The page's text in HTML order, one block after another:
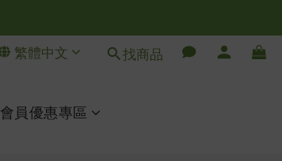
繁體中文 找商品
會員優惠專區
立即購買